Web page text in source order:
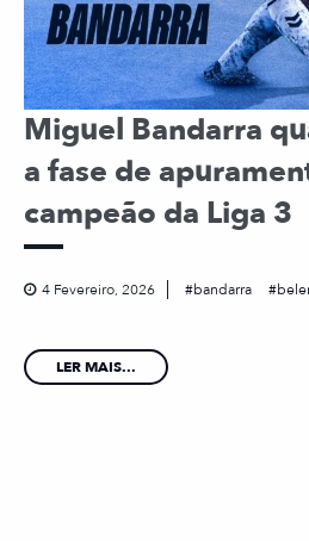
Miguel Bandarra
a fase de
campeão da Liga 3
4 Fevereiro, 2026 bandarra
LER MAIS...